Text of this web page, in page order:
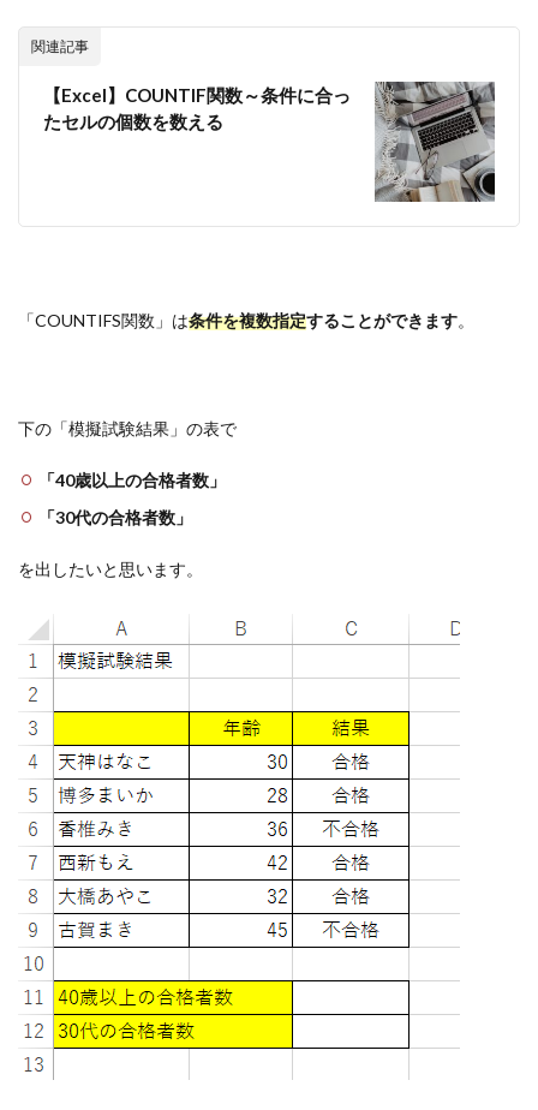
関連記事
【Excel】COUNTIF関数～条件に合っ
たセルの個数を数える
「COUNTIFS関数」は条件を複数指定することができます。
下の「模擬試験結果」の表で
「40歳以上の合格者数」
「30代の合格者数」
を出したいと思います。